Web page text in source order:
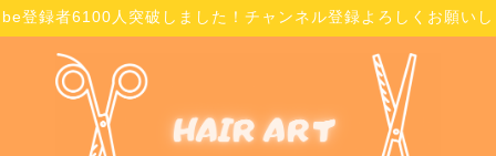
登録者6100人突破しました！チャンネル登録よろしくお願い